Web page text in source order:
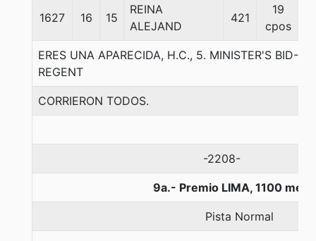
1627 16 15
REINA
ALEJAND
421
19
cpos
ERES UNA APARECIDA, H.C., 5. MINISTER'S BID-
REGENT
CORRIERON TODOS.
-2208-
9a.- Premio LIMA, 1100
Pista Normal